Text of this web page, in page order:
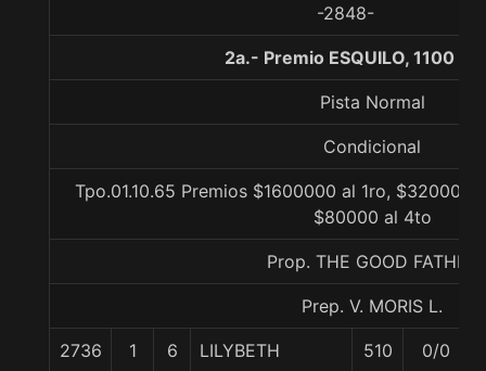
-2848-
2a.- Premio ESQUILO, 1100
Pista Normal
Condicional
Tpo.01.10.65 Premios $1600000 al 1ro, $320000
$80000 al 4to
Prop. THE GOOD FATHER
Prep. V. MORIS L.
2736 1 6 LILYBETH 510 0/0